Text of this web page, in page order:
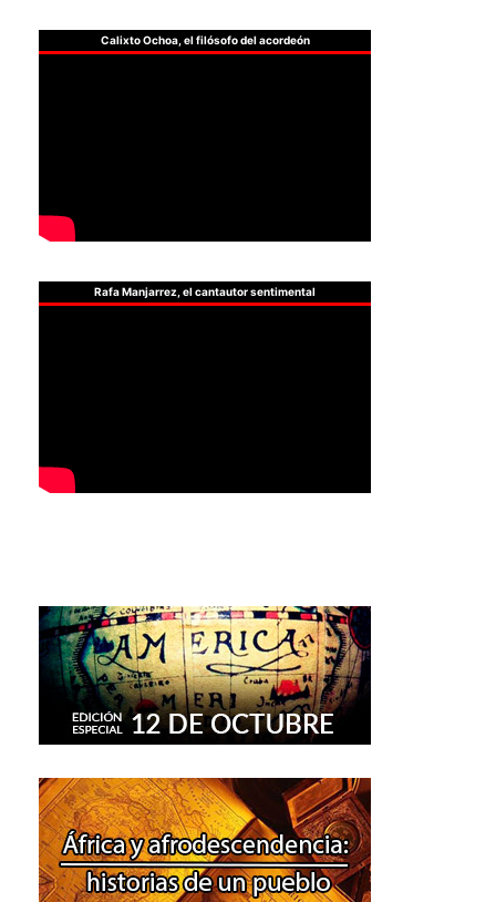
Calixto Ochoa, el filósofo del acordeón
Rafa Manjarrez, el cantautor sentimental